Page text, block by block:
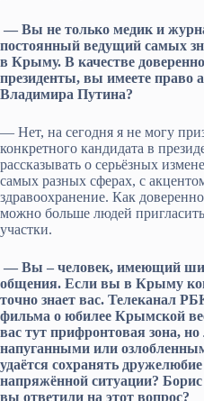
— Вы не только медик и
постоянный ведущий самых
в Крыму. В качестве
президенты, вы имеете право
Владимира Путина?
— Нет, на сегодня я не могу
конкретного кандидата в
рассказывать о серьёзных
самых разных сферах, с
здравоохранение. Как
можно больше людей
участки.
— Вы – человек, имеющий
общения. Если вы в Крыму
точно знает вас. Телеканал
фильма о юбилее Крымской
вас тут прифронтовая зона,
напуганными или
удаётся сохранять
напряжённой ситуации?
вы ответили на этот вопрос?